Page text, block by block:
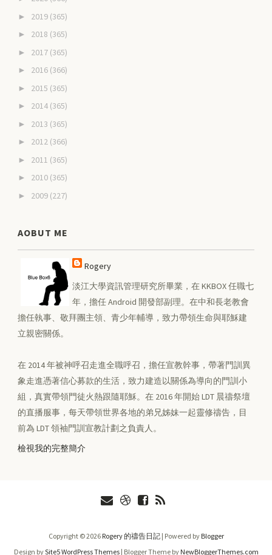
► 2019 (365)
► 2018 (365)
► 2017 (365)
► 2016 (366)
► 2015 (365)
► 2014 (365)
► 2013 (365)
► 2012 (366)
► 2011 (365)
► 2010 (365)
► 2009 (227)
AOBUT ME
Rogery
淡江大學資訊管理研究所畢業，在 KKBOX 任職七
年，擔任 Android 開發部副理。在中和長老教會
擔任執事、敬拜團主領、青少年輔導，致力帶領生命與耶穌建
立親密關係。
在 2014 年被神呼召走進全職呼召，擔任宣教幹事，帶著門訓異
象走進憑著信心募款的生活，致力建造以關係為導向的門訓小
組，真實帶領門徒火熱跟隨耶穌。在 2016 年開始 LDT 晨禱祭壇
的直播服事，每天帶領世界各地的弟兄姊妹一起靈修禱告，目
前為 LDT 領袖門訓宣教計劃之負責人。
檢視我的完整簡介
Copyright ©2026 Rogery 的禱告日記| Powered by Blogger
Design bySite5 WordPress Themes| Blogger Theme by NewBloggerThemes.com